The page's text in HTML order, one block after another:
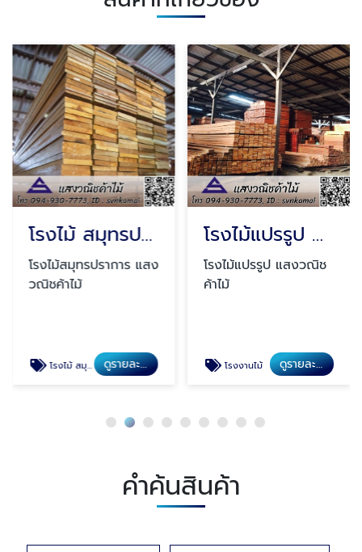
โรงไม้ สมุทรปราการ
โรงไม้สมุทรปราการ แสง
วณิชค้าไม้
โรงไม้ สมุทรปราการ ดูรายละเอียด
โรงไม้แปรรูป สมุทรปราการ
โรงไม้แปรรูป แสงวณิช
ค้าไม้
โรงงานไม้ ดูรายละเอียด
คำค้นสินค้า